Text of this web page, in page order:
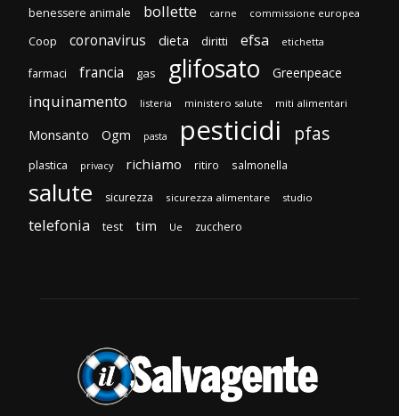
benessere animale bollette carne commissione europea
Coop coronavirus dieta diritti efsa etichetta
farmaci francia gas glifosato Greenpeace
inquinamento listeria ministero salute miti alimentari
Monsanto Ogm pasta pesticidi pfas
plastica privacy richiamo ritiro salmonella
salute sicurezza sicurezza alimentare studio
telefonia test tim Ue zucchero